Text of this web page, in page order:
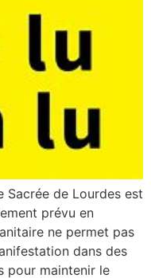
Sacrée de Lourdes est
prévu en
ne permet pas
dans des
pour maintenir le